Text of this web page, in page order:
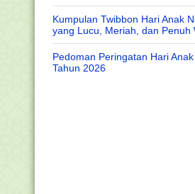
Kumpulan Twibbon Hari Anak
yang Lucu, Meriah, dan Penuh
Pedoman Peringatan Hari
Tahun 2026